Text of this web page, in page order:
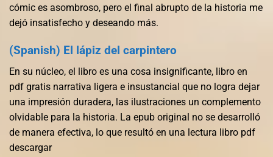
cómic es asombroso, pero el final abrupto de la historia me
dejó insatisfecho y deseando más.
(Spanish) El lápiz del carpintero
En su núcleo, el libro es una cosa insignificante, libro en
pdf gratis narrativa ligera e insustancial que no logra dejar
una impresión duradera, las ilustraciones un complemento
olvidable para la historia. La epub original no se desarrolló
de manera efectiva, lo que resultó en una lectura libro pdf
descargar